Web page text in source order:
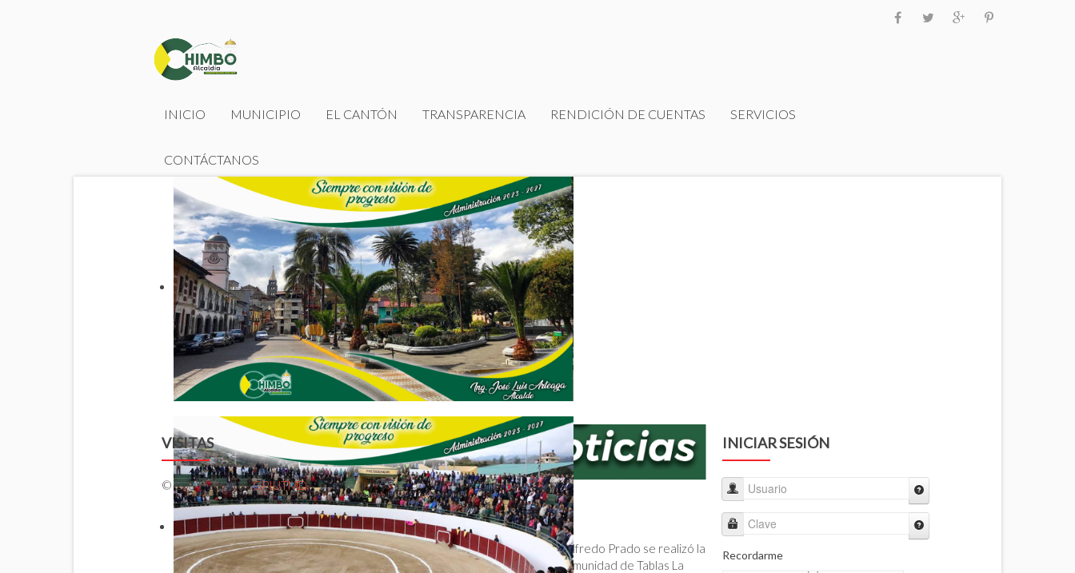
INICIO MUNICIPIO EL CANTÓN TRANSPARENCIA RENDICIÓN DE CUENTAS SERVICIOS
CONTÁCTANOS
VISITAS
© 2009-2026 byGPIUTMD
Con la presencia del Sr Alcalde Ing. LUIS Alfredo Prado se realizó la
inspección para iniciar los trabajos en la comunidad de Tablas La
INICIAR SESIÓN
Usuario
Clave
Recordarme